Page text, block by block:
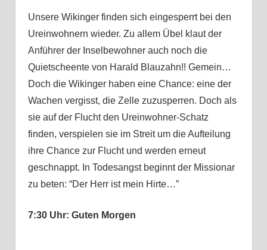
Unsere Wikinger finden sich eingesperrt bei den
Ureinwohnern wieder. Zu allem Übel klaut der
Anführer der Inselbewohner auch noch die
Quietscheente von Harald Blauzahn!! Gemein…
Doch die Wikinger haben eine Chance: eine der
Wachen vergisst, die Zelle zuzusperren. Doch als
sie auf der Flucht den Ureinwohner-Schatz
finden, verspielen sie im Streit um die Aufteilung
ihre Chance zur Flucht und werden erneut
geschnappt. In Todesangst beginnt der Missionar
zu beten: “Der Herr ist mein Hirte…”
7:30 Uhr: Guten Morgen